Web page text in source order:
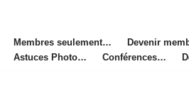
Membres seulement… Devenir
Astuces Photo…
Conférences…